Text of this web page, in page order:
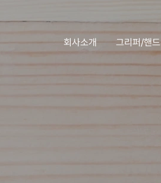
회사소개
그리퍼/핸드